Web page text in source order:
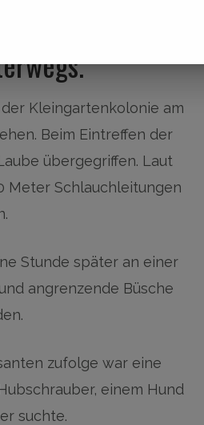
Kleingartenkolonie am
Beim Eintreffen der
übergegriffen. Laut
Meter Schlauchleitungen
Stunde später an einer
angrenzende Büsche
zufolge war eine
einem Hund
suchte.